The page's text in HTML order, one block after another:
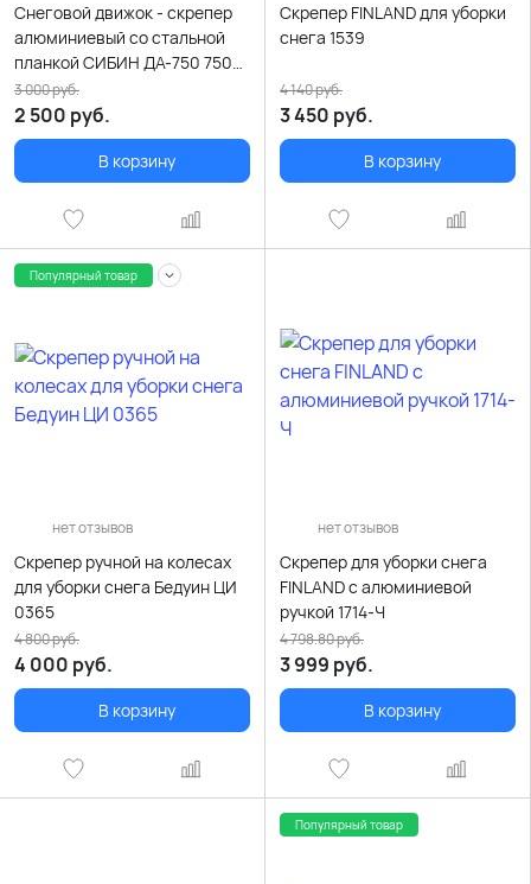
Снеговой движок - скрепер
алюминиевый со стальной
планкой СИБИН ДА-750 750
мм
2 500 руб.
3 000руб.
В корзину
Скрепер FINLAND для уборки
снега 1539
3 450 руб.
4 140руб.
В корзину
Популярный товар
нет отзывов
Скрепер ручной на колесах
для уборки снега Бедуин ЦИ
0365
4 000 руб.
4 800руб.
В корзину
нет отзывов
Скрепер для уборки снега
FINLAND с алюминиевой
ручкой 1714-Ч
3 999 руб.
4 798.80руб.
В корзину
Популярный товар